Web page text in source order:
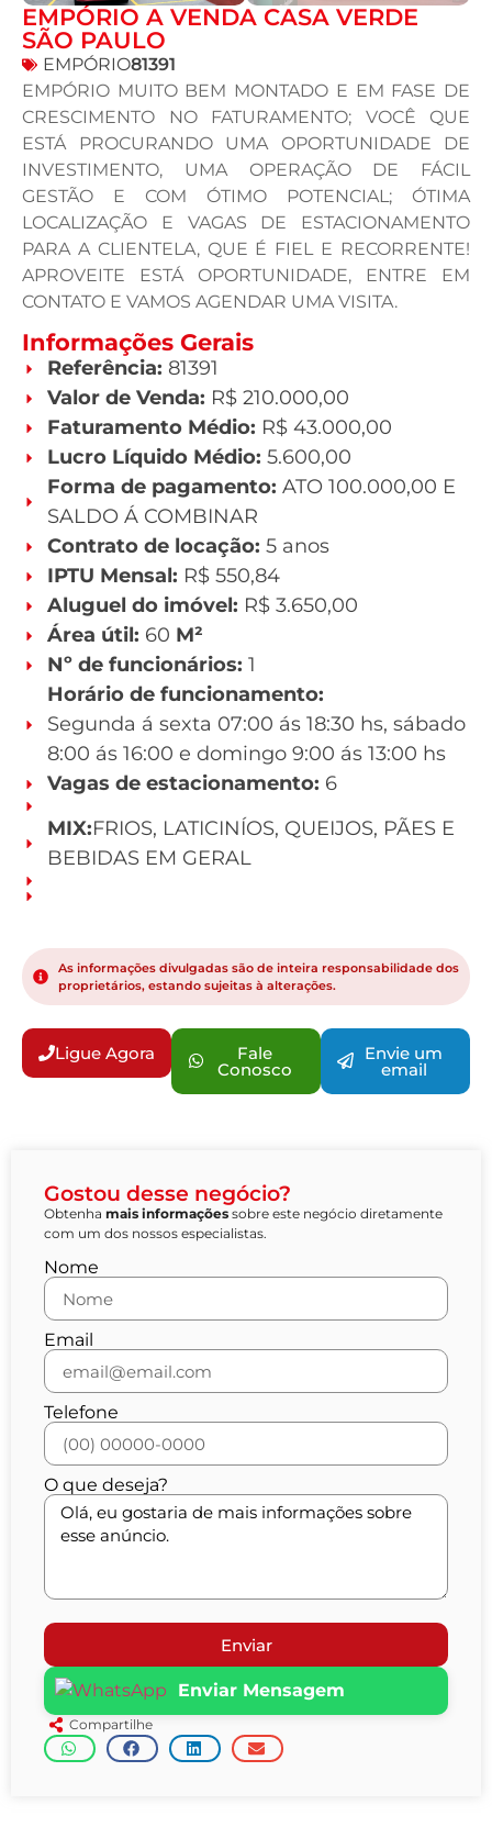
EMPÓRIO A VENDA CASA VERDE
SÃO PAULO
EMPÓRIO81391
EMPÓRIO MUITO BEM MONTADO E EM FASE DE
CRESCIMENTO NO FATURAMENTO; VOCÊ QUE
ESTÁ PROCURANDO UMA OPORTUNIDADE DE
INVESTIMENTO, UMA OPERAÇÃO DE FÁCIL
GESTÃO E COM ÓTIMO POTENCIAL; ÓTIMA
LOCALIZAÇÃO E VAGAS DE ESTACIONAMENTO
PARA A CLIENTELA, QUE É FIEL E RECORRENTE!
APROVEITE ESTÁ OPORTUNIDADE, ENTRE EM
CONTATO E VAMOS AGENDAR UMA VISITA.
Informações Gerais
Referência: 81391
Valor de Venda: R$ 210.000,00
Faturamento Médio: R$ 43.000,00
Lucro Líquido Médio: 5.600,00
Forma de pagamento: ATO 100.000,00 E
SALDO Á COMBINAR
Contrato de locação: 5 anos
IPTU Mensal: R$ 550,84
Aluguel do imóvel: R$ 3.650,00
Área útil: 60 M²
Nº de funcionários: 1
Horário de funcionamento:
Segunda á sexta 07:00 ás 18:30 hs, sábado
8:00 ás 16:00 e domingo 9:00 ás 13:00 hs
Vagas de estacionamento: 6
MIX:FRIOS, LATICINÍOS, QUEIJOS, PÃES E
BEBIDAS EM GERAL
As informações divulgadas são de inteira responsabilidade dos
proprietários, estando sujeitas à alterações.
Ligue Agora Fale
Conosco
Envie um
email
Gostou desse negócio?
Obtenha mais informações sobre este negócio diretamente
com um dos nossos especialistas.
Nome
Email
Telefone
O que deseja?
Enviar
Enviar Mensagem
Compartilhe